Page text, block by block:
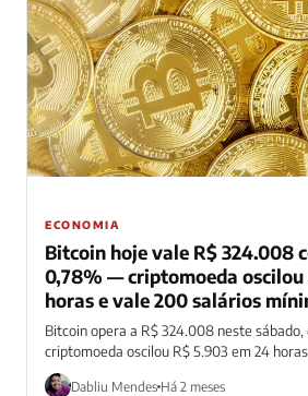
ECONOMIA
Bitcoin hoje vale R$ 324.008
0,78% — criptomoeda oscilou
horas e vale 200 salários
Bitcoin opera a R$ 324.008 neste
criptomoeda oscilou R$ 5.903 em 24
equivalente...
Dabliu Mendes Há 2 meses